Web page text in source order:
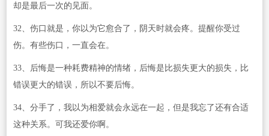
却是最后一次的见面。
32、伤口就是，你以为它愈合了，阴天时就会疼。提醒你受过
伤。有些伤口，一直会在。
33、后悔是一种耗费精神的情绪，后悔是比损失更大的损失，比
错误更大的错误，所以不要后悔。
34、分手了，我以为相爱就会永远在一起，但是我忘了还有合适
这种关系。可我还爱你啊。